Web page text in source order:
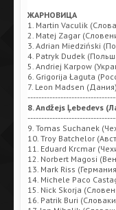
ЖАРНОВИЦА
1. Martin Vaculik
2. Matej Zagar
3. Adrian Miedziński
4. Patryk Dudek
5. Andriej Karpow
6. Grigorija Łaguta
7. Leon Madsen
8. Andžejs Ļebedevs
9. Tomas Suchanek
10. Troy Batchelor
11. Eduard Krcmar
12. Norbert Magosi
13. Mark Riss
14. Michele Paco
15. Nick Skorja
16. Patrik Buri